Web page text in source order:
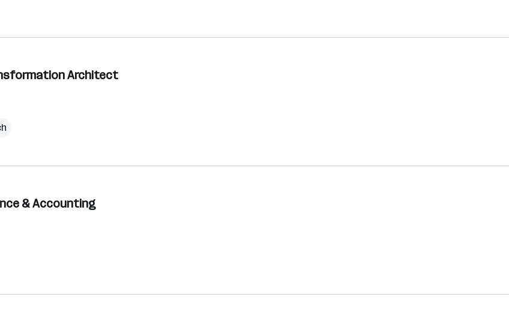
Architect
& Accounting